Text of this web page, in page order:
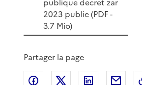
publique decret zar
2023 publie (PDF-
3.7 Mio)
Partager la page
Partager sur Facebook
Partager sur X
Partager